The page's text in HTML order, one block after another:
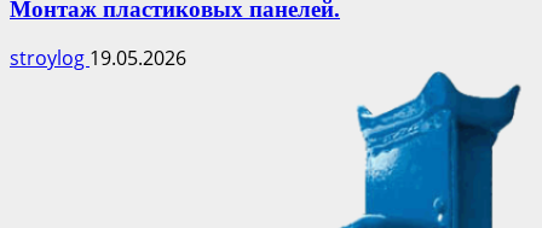
Монтаж пластиковых панелей.
stroylog 19.05.2026